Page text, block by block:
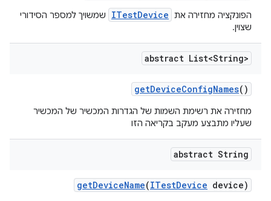
הפונקציה מחזירה את ITestDevice
שמשויך למספר הסידורי
שצוין.
abstract List<String>
getDeviceConfigNames()
מחזירה את רשימת השמות של הגדרות המכשיר של המכשיר
שעליו מתבצע מעקב בקריאה הזו
abstract String
getDeviceName(ITestDevice device)